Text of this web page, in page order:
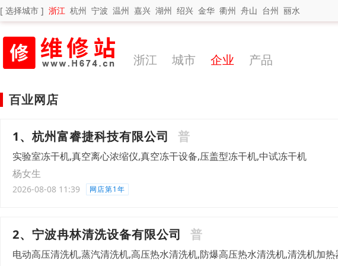
[ 选择城市 ] 浙江 杭州 宁波 温州 嘉兴 湖州 绍兴 金华 衢州 舟山 台州 丽水
浙江 城市 企业 产品
百业网店
1、杭州富睿捷科技有限公司 普
实验室冻干机,真空离心浓缩仪,真空冻干设备,压盖型冻干机,中试冻干机
杨女生
2026-08-08 11:39 网店第1年
2、宁波冉林清洗设备有限公司 普
电动高压清洗机,蒸汽清洗机,高压热水清洗机,防爆高压热水清洗机,清洗机加热